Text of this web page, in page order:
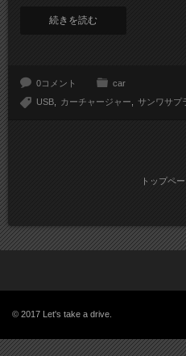
続きを読む
0コメント
car
USB
カーチャージャー サンワサプ
トップペ
© 2017 Let's take a drive.